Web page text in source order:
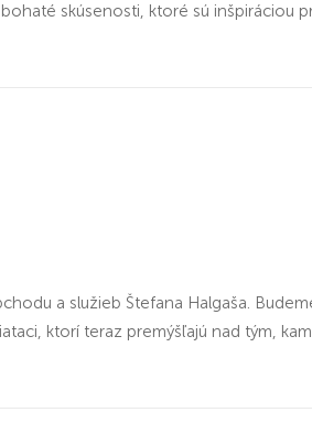
skúsenosti, ktoré sú inšpiráciou
a služieb Štefana Halgaša.
ktorí teraz premýšľajú nad tým,